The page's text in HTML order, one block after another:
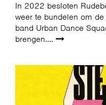
In 2022 besloten
weer te bundelen om
band Urban Dance
brengen....